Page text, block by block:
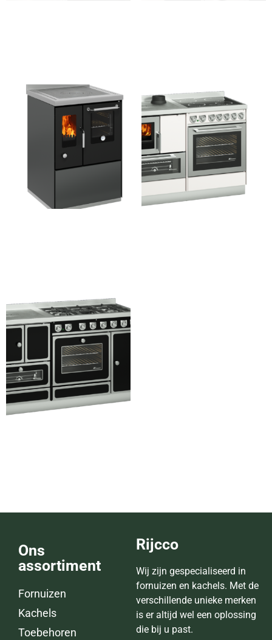
Ons
assortiment
Fornuizen
Kachels
Toebehoren
Rijcco
Wij zijn gespecialiseerd in
fornuizen en kachels. Met de
verschillende unieke merken
is er altijd wel een oplossing
die bij u past.